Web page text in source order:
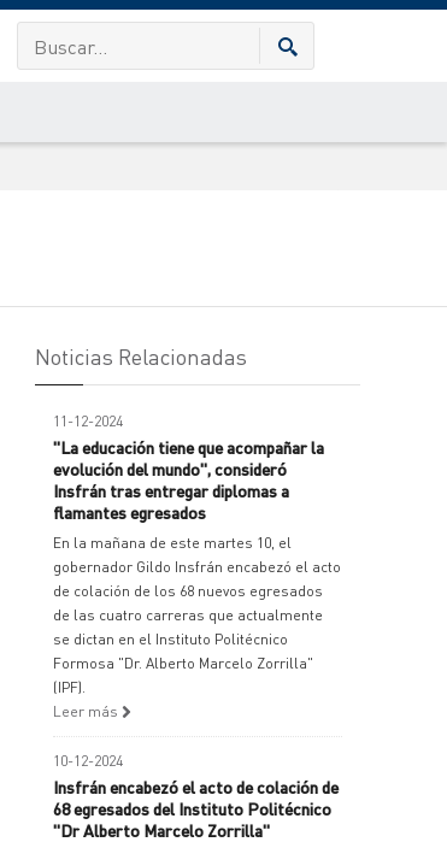
Noticias Relacionadas
11-12-2024
"La educación tiene que acompañar la
evolución del mundo", consideró
Insfrán tras entregar diplomas a
flamantes egresados
En la mañana de este martes 10, el
gobernador Gildo Insfrán encabezó el acto
de colación de los 68 nuevos egresados
de las cuatro carreras que actualmente
se dictan en el Instituto Politécnico
Formosa "Dr. Alberto Marcelo Zorrilla"
(IPF).
Leer más
10-12-2024
Insfrán encabezó el acto de colación de
68 egresados del Instituto Politécnico
"Dr Alberto Marcelo Zorrilla"